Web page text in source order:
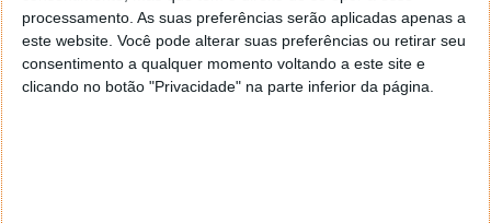
processamento. As suas preferências serão aplicadas apenas a
este website. Você pode alterar suas preferências ou retirar seu
consentimento a qualquer momento voltando a este site e
clicando no botão "Privacidade" na parte inferior da página.
navegar e o gestor de e-mail. Caso não consigas chegar lá,
vais ao teu Firefox e nas ferramentas ou tools escolhes
‘Opções’ ou ‘Options’ icon geral da então janela aberta e
logo perto do fim encontras um local para colocares um
visto que vai obrigar o Firefox a verificar se este é o browser